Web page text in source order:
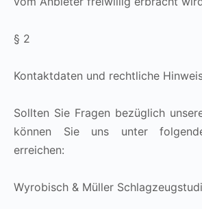
§ 2
Kontaktdaten und rechtliche
Sollten Sie Fragen bezüglich
können Sie uns unter
erreichen:
Wyrobisch & Müller